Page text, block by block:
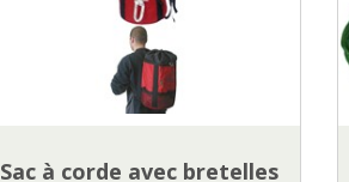
Sac à corde avec bretelles